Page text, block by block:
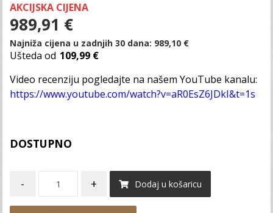
AKCIJSKA CIJENA
989,91 €
Najniža cijena u zadnjih 30 dana: 989,10 €
Ušteda od 109,99 €
Video recenziju pogledajte na našem YouTube kanalu:
https://www.youtube.com/watch?v=aR0EsZ6JDkI&t=1s
DOSTUPNO
- + Dodaj u košaricu